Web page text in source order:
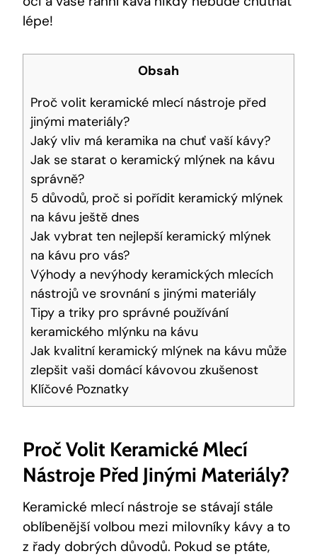
lépe!
Obsah
Proč volit keramické mlecí nástroje před
jinými materiály?
Jaký vliv má keramika na chuť vaší kávy?
Jak se starat o keramický mlýnek na kávu
správně?
5 důvodů, proč si pořídit keramický mlýnek
na kávu ještě dnes
Jak vybrat ten nejlepší keramický mlýnek
na kávu pro vás?
Výhody a nevýhody keramických mlecích
nástrojů ve srovnání s jinými materiály
Tipy a triky pro správné používání
keramického mlýnku na kávu
Jak kvalitní keramický mlýnek na kávu může
zlepšit vaši domácí kávovou zkušenost
Klíčové Poznatky
Proč Volit Keramické Mlecí
Nástroje Před Jinými Materiály?
Keramické mlecí nástroje se stávají stále
oblíbenější volbou mezi milovníky kávy a to
z řady dobrých důvodů. Pokud se ptáte,